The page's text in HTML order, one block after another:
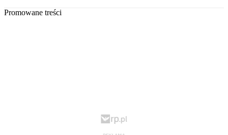
Promowane treści